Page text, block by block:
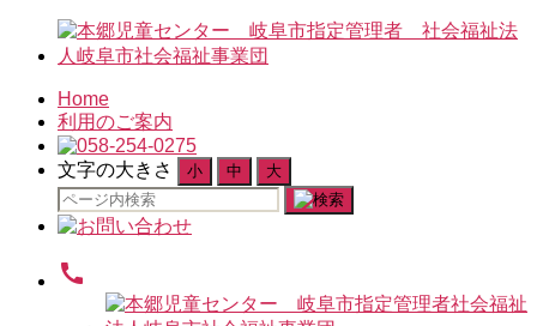
Home
利用のご案内
文字の大きさ 小 中 大
検
索
象:
call